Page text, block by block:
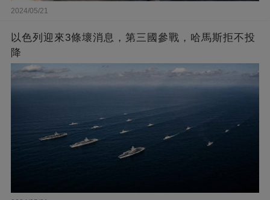
2024/05/21
以色列迎來3條壞消息，第三國參戰，哈馬斯拒不投
降